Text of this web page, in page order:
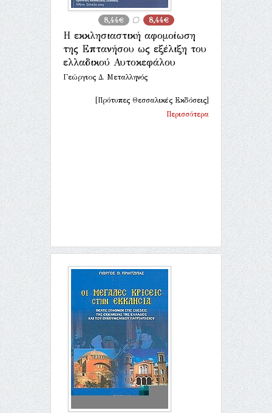
8,44€ 8,44€
Η εκκλησιαστική αφομοίωση
της Επτανήσου ως εξέλιξη του
ελλαδικού Αυτοκεφάλου
Γεώργιος Δ. Μεταλληνός
[Πρότυπες Θεσσαλικές Εκδόσεις]
Περισσότερα